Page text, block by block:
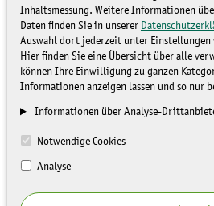
Inhaltsmessung. Weitere Informationen
Daten finden Sie in unserer
Auswahl dort jederzeit unter Einstellungen
Hier finden Sie eine Übersicht über alle
können Ihre Einwilligung zu ganzen
Informationen anzeigen lassen und so nur
Informationen über Analyse-
Notwendige Cookies
Analyse
auszahlt